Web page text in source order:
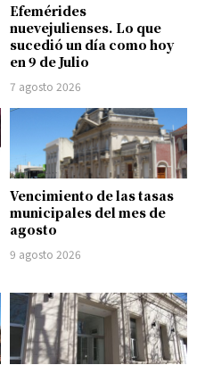
Efemérides
nuevejulienses. Lo que
sucedió un día como hoy
en 9 de Julio
7 agosto 2026
Vencimiento de las tasas
municipales del mes de
agosto
9 agosto 2026